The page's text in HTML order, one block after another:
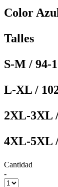
Color
Talles
S-M / 94-
L-XL /
2XL-3XL
4XL-5XL
Cantidad
-